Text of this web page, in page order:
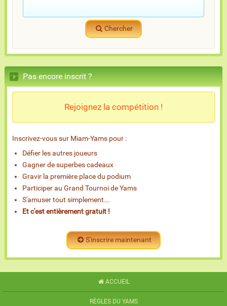
Chercher
Pas encore inscrit ?
Rejoignez la compétition !
Inscrivez-vous sur Miam-Yams pour :
Défier les autres joueurs
Gagner de superbes cadeaux
Gravir la première place du podium
Participer au Grand Tournoi de Yams
S'amuser tout simplement...
Et c'est entièrement gratuit !
S'inscrire maintenant
ACCUEIL
RÈGLES DU YAMS